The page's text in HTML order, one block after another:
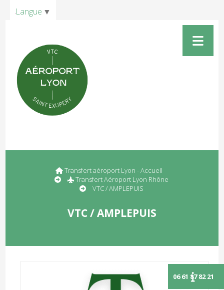
Transfert aéroport Lyon - Accueil
Transfert Aéroport Lyon Rhône
VTC / AMPLEPUIS
VTC / AMPLEPUIS
Langue ▼